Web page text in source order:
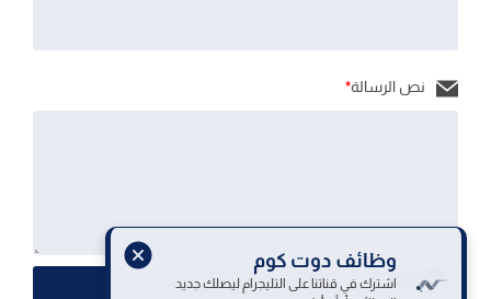
وظائف دوت كوم
اشترك في قناتنا على التليجرام ليصلك جديد
نص الرسالة*
إرسال الرسالة